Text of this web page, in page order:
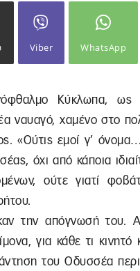
Viber WhatsApp
Κύκλωπα, ως
ναυαγό, χαμένο στο
«Ούτις εμοί γ’
όχι από κάποια
ούτε γιατί
την απόγνωσή
για κάθε τι κινητό
του Οδυσσέα